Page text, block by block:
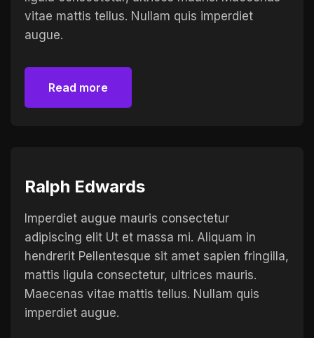
vitae mattis tellus. Nullam quis imperdiet
augue.
Read more
Ralph Edwards
Imperdiet augue mauris consectetur
adipiscing elit Ut et massa mi. Aliquam in
hendrerit Pellentesque sit amet sapien fringilla,
mattis ligula consectetur, ultrices mauris.
Maecenas vitae mattis tellus. Nullam quis
imperdiet augue.